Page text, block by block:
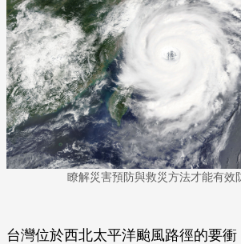
瞭解災害預防與救災方法才能有效
台灣位於西北太平洋颱風路徑的要